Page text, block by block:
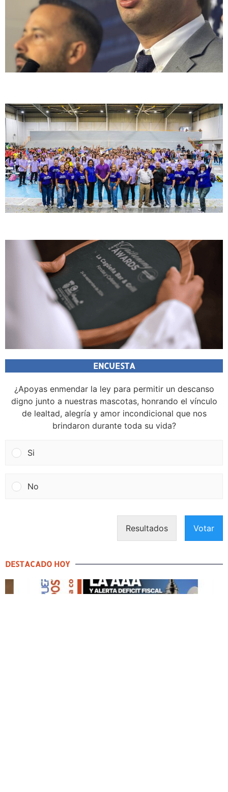
ENCUESTA
¿Apoyas enmendar la ley para permitir un descanso
digno junto a nuestras mascotas, honrando el vínculo
de lealtad, alegría y amor incondicional que nos
brindaron durante toda su vida?
Si
No
Resultados Votar
DESTACADO HOY